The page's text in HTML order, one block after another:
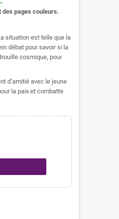
des pages couleurs.
situation est telle que la
débat pour savoir si la
cosmique, pour
d’amitié avec le jeune
la paix et combatte